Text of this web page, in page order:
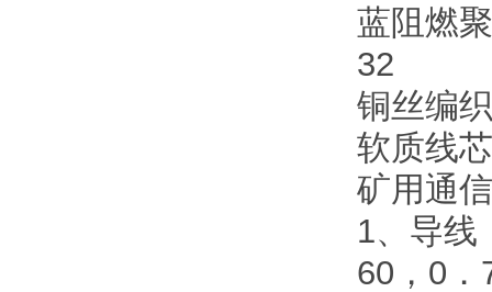
蓝阻燃
32
铜丝
软质线
矿用通
1、导线
60，0